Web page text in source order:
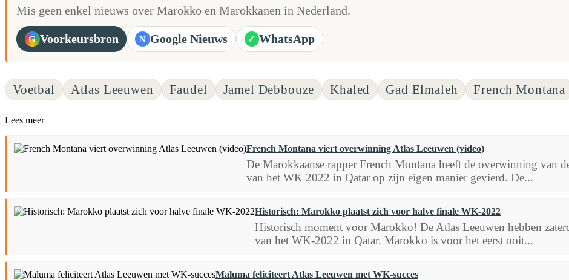
Mis geen enkel nieuws over Marokko en Marokkanen in Nederland.
G Voorkeursbron N Google Nieuws ✓ WhatsApp
Voetbal Atlas Leeuwen Faudel Jamel Debbouze Khaled Gad Elmaleh French Montana
Lees meer
French Montana viert overwinning Atlas Leeuwen (video)
De Marokkaanse rapper French Montana heeft de overwinning van
van het WK 2022 in Qatar op zijn eigen manier gevierd. De...
Historisch: Marokko plaatst zich voor halve finale WK-2022
Historisch moment voor Marokko! De Atlas Leeuwen hebben
van het WK-2022 in Qatar. Marokko is voor het eerst ooit...
Maluma feliciteert Atlas Leeuwen met WK-succes